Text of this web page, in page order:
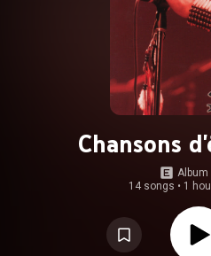
Chansons
Album
14 songs • 1